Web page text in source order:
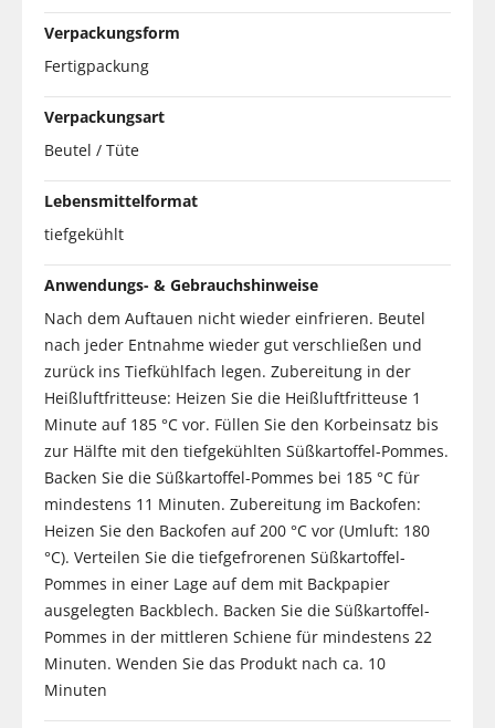
Verpackungsform
Fertigpackung
Verpackungsart
Beutel / Tüte
Lebensmittelformat
tiefgekühlt
Anwendungs- & Gebrauchshinweise
Nach dem Auftauen nicht wieder einfrieren. Beutel
nach jeder Entnahme wieder gut verschließen und
zurück ins Tiefkühlfach legen. Zubereitung in der
Heißluftfritteuse: Heizen Sie die Heißluftfritteuse 1
Minute auf 185 °C vor. Füllen Sie den Korbeinsatz bis
zur Hälfte mit den tiefgekühlten Süßkartoffel-Pommes.
Backen Sie die Süßkartoffel-Pommes bei 185 °C für
mindestens 11 Minuten. Zubereitung im Backofen:
Heizen Sie den Backofen auf 200 °C vor (Umluft: 180
°C). Verteilen Sie die tiefgefrorenen Süßkartoffel-
Pommes in einer Lage auf dem mit Backpapier
ausgelegten Backblech. Backen Sie die Süßkartoffel-
Pommes in der mittleren Schiene für mindestens 22
Minuten. Wenden Sie das Produkt nach ca. 10
Minuten